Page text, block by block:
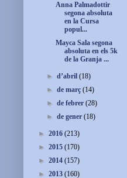
Anna Palmadottir
segona absoluta
en la Cursa
popul...
Mayca Sala segona
absoluta en els 5k
de la Granja ...
►d’abril(18)
►de març(14)
►de febrer(28)
►de gener(18)
► 2016 (213)
► 2015 (170)
► 2014 (157)
► 2013 (160)